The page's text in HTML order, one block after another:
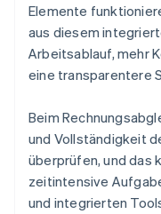
Elemente
aus diesem
Arbeitsablauf, mehr
eine transparentere
Beim
und Vollständigkeit
überprüfen, und das
zeitintensive
und integrierten